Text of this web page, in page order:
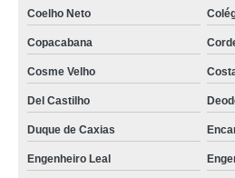
qual o preço de rack ti parede metálico
qual o preço de rack de ti data center Vale
qual o preço de rack ti metálico data center
rack ti suspenso valor Vila Gustavo
Coelho Neto
Copacabana
Cosme Velho
Del Castilho
Duque de Caxias
Engenheiro Leal